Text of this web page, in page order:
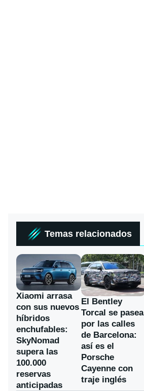
Temas relacionados
Xiaomi arrasa
con sus nuevos
híbridos
enchufables:
SkyNomad
supera las
100.000
reservas
anticipadas
El Bentley
Torcal se pasea
por las calles
de Barcelona:
así es el
Porsche
Cayenne con
traje inglés